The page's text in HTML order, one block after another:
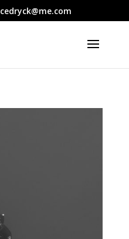
cedryck@me.com